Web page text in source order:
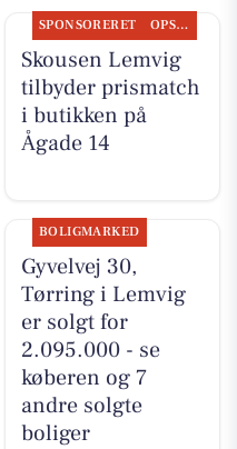
SPONSORERET OPSLAGSTAVLEN
Skousen Lemvig
tilbyder prismatch
i butikken på
Ågade 14
BOLIGMARKED
Gyvelvej 30,
Tørring i Lemvig
er solgt for
2.095.000 - se
køberen og 7
andre solgte
boliger